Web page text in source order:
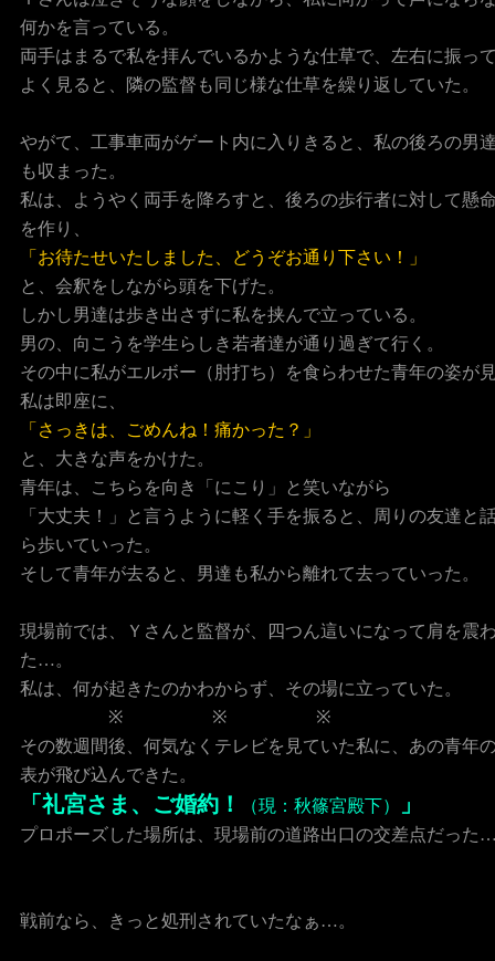
何かを言っている。
両手はまるで私を拝んでいるかような仕草で、左右に振っ
よく見ると、隣の監督も同じ様な仕草を繰り返していた。
やがて、工事車両がゲート内に入りきると、私の後ろの男
も収まった。
私は、ようやく両手を降ろすと、後ろの歩行者に対して懸
を作り、
「お待たせいたしました、どうぞお通り下さい！」
と、会釈をしながら頭を下げた。
しかし男達は歩き出さずに私を挟んで立っている。
男の、向こうを学生らしき若者達が通り過ぎて行く。
その中に私がエルボー（肘打ち）を食らわせた青年の姿が
私は即座に、
「さっきは、ごめんね！痛かった？」
と、大きな声をかけた。
青年は、こちらを向き「にこり」と笑いながら
「大丈夫！」と言うように軽く手を振ると、周りの友達と
ら歩いていった。
そして青年が去ると、男達も私から離れて去っていった。
現場前では、Ｙさんと監督が、四つん這いになって肩を震
た…。
私は、何が起きたのかわからず、その場に立っていた。
※ ※ ※
その数週間後、何気なくテレビを見ていた私に、あの青年
表が飛び込んできた。
「礼宮さま、ご婚約！ （現：秋篠宮殿下） 」
プロポーズした場所は、現場前の道路出口の交差点だった
戦前なら、きっと処刑されていたなぁ…。